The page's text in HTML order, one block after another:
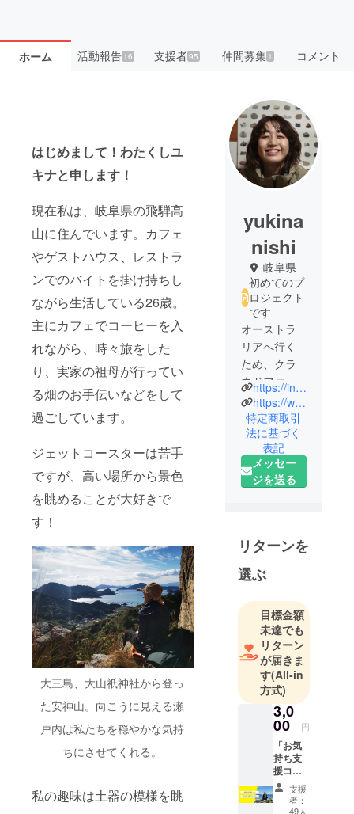
ホーム 活動報告16 支援者95 仲間募集 1 コメント
はじめまして！わたくしユ
キナと申します！
現在私は、岐阜県の飛騨高
山に住んでいます。カフェ
やゲストハウス、レストラ
ンでのバイトを掛け持ちし
ながら生活している26歳。
主にカフェでコーヒーを入
れながら、時々旅をした
り、実家の祖母が行ってい
る畑のお手伝いなどをして
過ごしています。
ジェットコースターは苦手
ですが、高い場所から景色
を眺めることが大好きで
す！
大三島、大山祇神社から登っ
た安神山。向こうに見える瀬
戸内は私たちを穏やかな気持
ちにさせてくれる。
私の趣味は土器の模様を眺
yukina
nishi
岐阜県
初めてのプ
ロジェクト
です
オーストラ
リアへ行く
ため、クラ
ウドファン
ディング開
始しまし
た！
https://instagram.com/yukina__nishi?igshid=MmIzYWVlNDQ5Yg==
https://www.tiktok.com/@yukina.jpn
特定商取引
法に基づく
表記
メッセー
ジを送る
リターンを
選ぶ
目標金額
未達でも
リターン
が届きま
す(All-in
方式)
3,0
00 円
「お気
持ち支
援コー
ス」 ※
ただた
だユキ
支援
者：
49人